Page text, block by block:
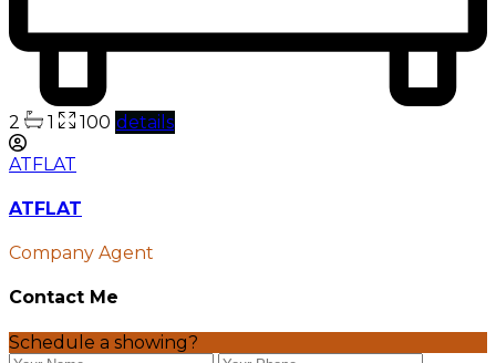
2 1 100 details
ATFLAT
ATFLAT
Company Agent
Contact Me
Schedule a showing?